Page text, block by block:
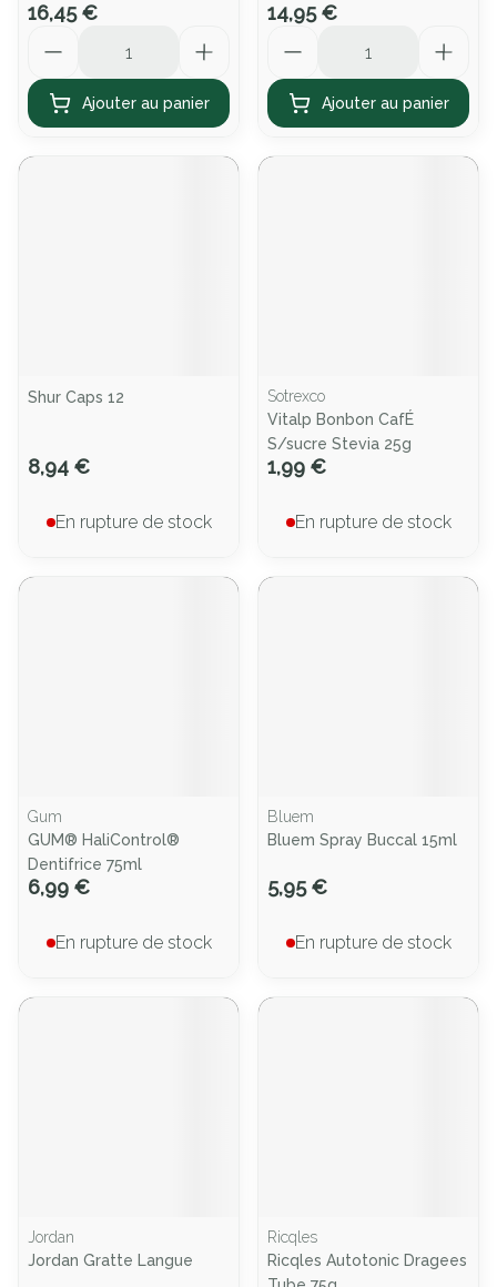
16,45 €
Ajouter au panier
14,95 €
Ajouter au panier
Shur Caps 12
8,94 €
En rupture de stock
Sotrexco
Vitalp Bonbon CafÉ
S/sucre Stevia 25g
1,99 €
En rupture de stock
Gum
GUM® HaliControl®
Dentifrice 75ml
6,99 €
En rupture de stock
Bluem
Bluem Spray Buccal 15ml
5,95 €
En rupture de stock
Jordan
Jordan Gratte Langue
Ricqles
Ricqles Autotonic Dragees